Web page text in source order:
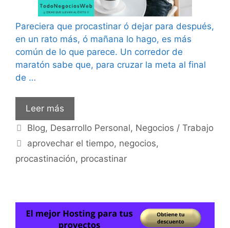
Pareciera que procastinar ó dejar para después,
en un rato más, ó mañana lo hago, es más
común de lo que parece. Un corredor de
maratón sabe que, para cruzar la meta al final
de …
Leer más
Categorías
Blog, Desarrollo Personal, Negocios / Trabajo
Etiquetas
aprovechar el tiempo, negocios,
procastinación, procastinar